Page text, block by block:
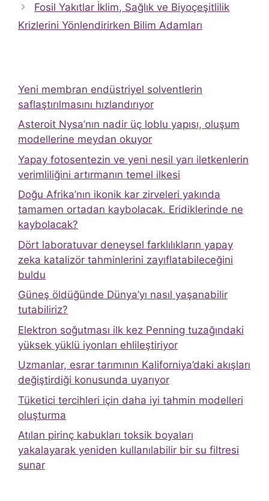
Fosil Yakıtlar İklim, Sağlık ve Biyoçeşitlilik
Krizlerini Yönlendirirken Bilim Adamları
Yeni membran endüstriyel solventlerin
saflaştırılmasını hızlandırıyor
Asteroit Nysa’nın nadir üç loblu yapısı, oluşum
modellerine meydan okuyor
Yapay fotosentezin ve yeni nesil yarı iletkenlerin
verimliliğini artırmanın temel ilkesi
Doğu Afrika’nın ikonik kar zirveleri yakında
tamamen ortadan kaybolacak. Eridiklerinde ne
kaybolacak?
Dört laboratuvar deneysel farklılıkların yapay
zeka katalizör tahminlerini zayıflatabileceğini
buldu
Güneş öldüğünde Dünya’yı nasıl yaşanabilir
tutabiliriz?
Elektron soğutması ilk kez Penning tuzağındaki
yüksek yüklü iyonları ehlileştiriyor
Uzmanlar, esrar tarımının Kaliforniya’daki akışları
değiştirdiği konusunda uyarıyor
Tüketici tercihleri ​​için daha iyi tahmin modelleri
oluşturma
Atılan pirinç kabukları toksik boyaları
yakalayarak yeniden kullanılabilir bir su filtresi
sunar